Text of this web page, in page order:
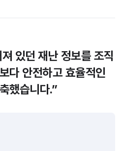
있던 재난 정보를 조직
다 안전하고 효율적인
했습니다.”